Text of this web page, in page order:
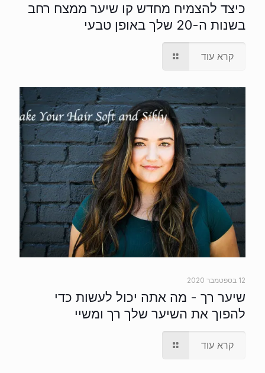
כיצד להצמיח מחדש קו שיער ממצח רחב
בשנות ה-20 שלך באופן טבעי
קרא עוד
12 בספטמבר 2020
שיער רך - מה אתה יכול לעשות כדי
להפוך את השיער שלך רך ומשיי
קרא עוד